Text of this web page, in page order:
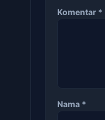
Komentar *
Nama *